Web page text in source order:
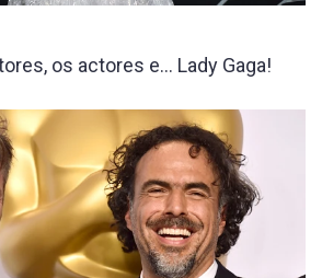
os actores e… Lady Gaga!